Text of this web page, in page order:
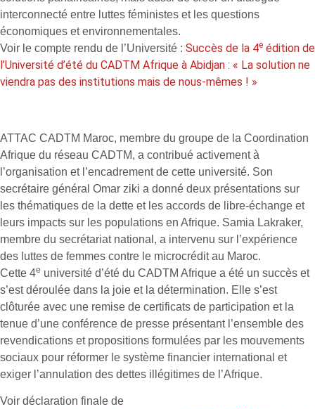
interconnecté entre luttes féministes et les questions
économiques et environnementales.
Voir le compte rendu de l’Université : Succès de la 4e édition de
l’Université d’été du CADTM Afrique à Abidjan : « La solution ne
viendra pas des institutions mais de nous-mêmes ! »
ATTAC CADTM Maroc, membre du groupe de la Coordination
Afrique du réseau CADTM, a contribué activement à
l’organisation et l’encadrement de cette université. Son
secrétaire général Omar ziki a donné deux présentations sur
les thématiques de la dette et les accords de libre-échange et
leurs impacts sur les populations en Afrique. Samia Lakraker,
membre du secrétariat national, a intervenu sur l’expérience
des luttes de femmes contre le microcrédit au Maroc.
Cette 4e université d’été du CADTM Afrique a été un succès et
s’est déroulée dans la joie et la détermination. Elle s’est
clôturée avec une remise de certificats de participation et la
tenue d’une conférence de presse présentant l’ensemble des
revendications et propositions formulées par les mouvements
sociaux pour réformer le système financier international et
exiger l’annulation des dettes illégitimes de l’Afrique.
Voir déclaration finale de